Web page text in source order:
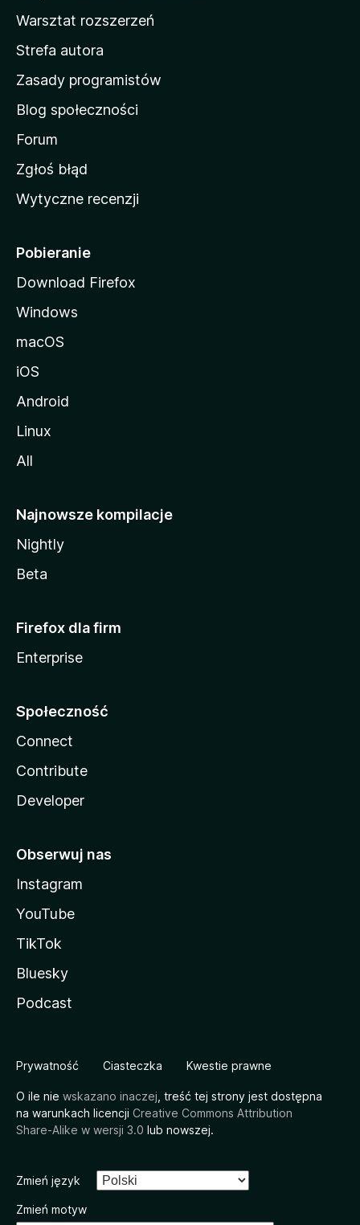
m
o
w
M
o
z
l
i
Warsztat rozszerzeń
Strefa autora
Zasady programistów
Blog społeczności
Forum
Zgłoś błąd
Wytyczne recenzji
Pobieranie
Download Firefox
Windows
macOS
iOS
Android
Linux
All
Najnowsze kompilacje
Nightly
Beta
Firefox dla firm
Enterprise
Społeczność
Connect
Contribute
Developer
Obserwuj nas
Instagram
YouTube
TikTok
Bluesky
Podcast
Prywatność Ciasteczka Kwestie prawne
O ile nie wskazano inaczej , treść tej strony jest dostępna
na warunkach licencji Creative Commons Attribution
Share-Alike w wersji 3.0 lub nowszej.
Zmień język
Zmień motyw